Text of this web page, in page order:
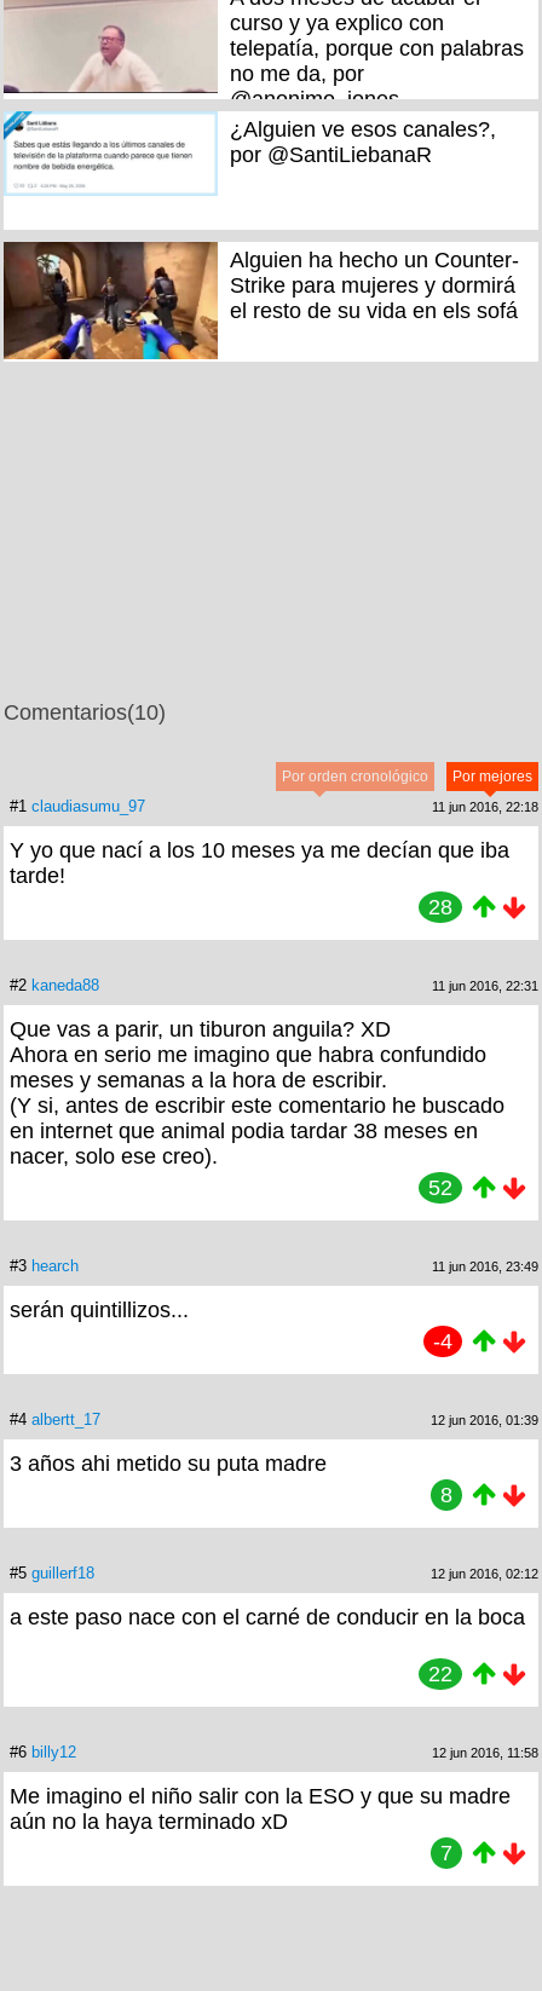
curso y ya explico con
telepatía, porque con palabras
no me da, por
@anonimo_jones
¿Alguien ve esos canales?,
por @SantiLiebanaR
Alguien ha hecho un Counter-
Strike para mujeres y dormirá
el resto de su vida en els sofá
Comentarios(10)
Por mejores
Por orden cronológico
#1 claudiasumu_97 11 jun 2016, 22:18
Y yo que nací a los 10 meses ya me decían que iba
tarde!
28
#2 kaneda88 11 jun 2016, 22:31
Que vas a parir, un tiburon anguila? XD
Ahora en serio me imagino que habra confundido
meses y semanas a la hora de escribir.
(Y si, antes de escribir este comentario he buscado
en internet que animal podia tardar 38 meses en
nacer, solo ese creo).
52
#3 hearch 11 jun 2016, 23:49
serán quintillizos...
-4
#4 albertt_17 12 jun 2016, 01:39
3 años ahi metido su puta madre
8
#5 guillerf18 12 jun 2016, 02:12
a este paso nace con el carné de conducir en la boca
22
#6 billy12 12 jun 2016, 11:58
Me imagino el niño salir con la ESO y que su madre
aún no la haya terminado xD
7